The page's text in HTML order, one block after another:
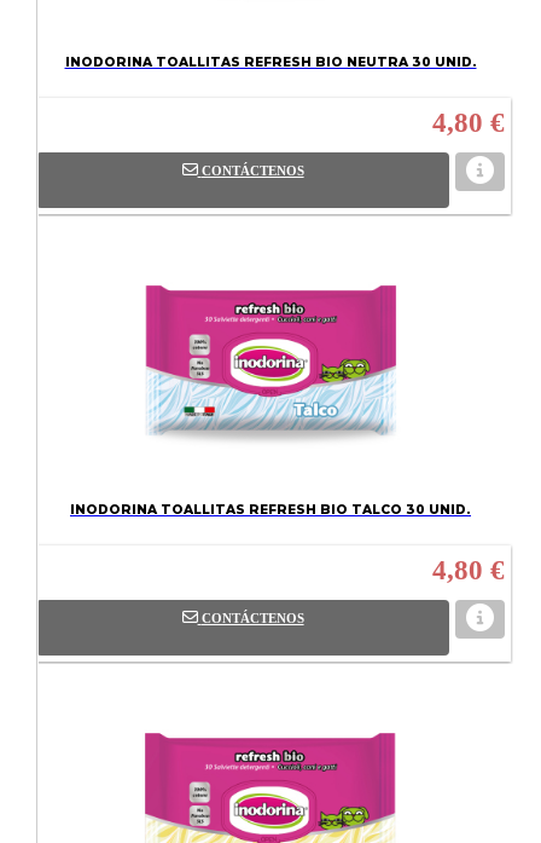
INODORINA TOALLITAS REFRESH BIO NEUTRA 30 UNID.
4,80 €
CONTÁCTENOS
INODORINA TOALLITAS REFRESH BIO TALCO 30 UNID.
4,80 €
CONTÁCTENOS